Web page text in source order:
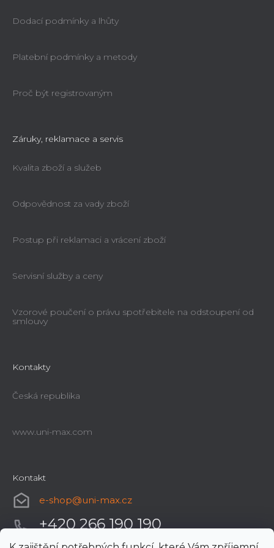
Dodací podmínky a lhůty
Platební podmínky a metody
Proč být registrovaným
Záruky, reklamace a servis
Kvalita zboží a služeb
Odpovědnost za vady zboží
Postup při reklamaci a vrácení zboží
Servisní služby a ceny
Vzorové poučení o právu spotřebitele na odstoupení od
smlouvy
Kontakty
Česká republika
www.uni-max.com
Kontakt
e-shop@uni-max.cz
+420 266 190 190